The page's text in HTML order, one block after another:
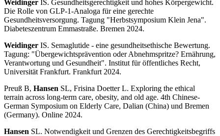
Weidinger IS. Gesundheitsgerechtigkeit und hohes Körpergewicht.
Die Rolle von GLP-1-Analoga für eine gerechte
Gesundheitsversorgung. Tagung "Herbstsymposium Klein Jena".
Diabeteszentrum Emmastraße. Bremen 2024.
Weidinger IS. Semaglutide - eine gesundheitsethische Bewertung.
Tagung: "Übergewichtsprävention oder Abnehmspritze? Ernährung,
Verantwortung und Gesundheit". Institut für öffentliches Recht,
Universität Frankfurt. Frankfurt 2024.
Preuß B, Hansen SL, Frisina Doetter L. Exploring the ethical
terrain across long-term care, obesity, and old age. 4th Chinese-
German Symposium on Elderly Care, Dalian (China) und Bremen
(Germany). Online 2024.
Hansen SL. Notwendigkeit und Grenzen des Gerechtigkeitsbegriffs